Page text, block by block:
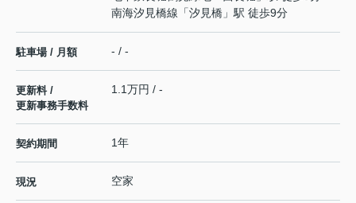
南海汐見橋線 「汐見橋 」駅 徒歩9分
駐車場 / 月額 - / -
更新料 /
更新事務手数料
1.1万円 / -
契約期間 1年
現況 空家